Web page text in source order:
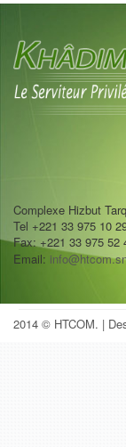
Complexe Hizbut
Tel +221 33 975 10
Fax: +221 33 975 52
Email:
2014 © HTCOM. |